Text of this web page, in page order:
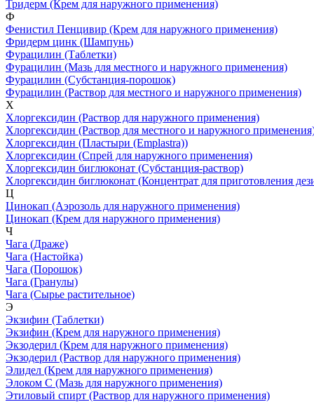
Тридерм (Крем для наружного применения)
Ф
Фенистил Пенцивир (Крем для наружного применения)
Фридерм цинк (Шампунь)
Фурацилин (Таблетки)
Фурацилин (Мазь для местного и наружного применения)
Фурацилин (Субстанция-порошок)
Фурацилин (Раствор для местного и наружного применения)
Х
Хлоргексидин (Раствор для наружного применения)
Хлоргексидин (Раствор для местного и наружного
Хлоргексидин (Пластыри (Emplastra))
Хлоргексидин (Спрей для наружного применения)
Хлоргексидин биглюконат (Субстанция-раствор)
Хлоргексидин биглюконат (Концентрат для приготовления
Ц
Цинокап (Аэрозоль для наружного применения)
Цинокап (Крем для наружного применения)
Ч
Чага (Драже)
Чага (Настойка)
Чага (Порошок)
Чага (Гранулы)
Чага (Сырье растительное)
Э
Экзифин (Таблетки)
Экзифин (Крем для наружного применения)
Экзодерил (Крем для наружного применения)
Экзодерил (Раствор для наружного применения)
Элидел (Крем для наружного применения)
Элоком С (Мазь для наружного применения)
Этиловый спирт (Раствор для наружного применения)